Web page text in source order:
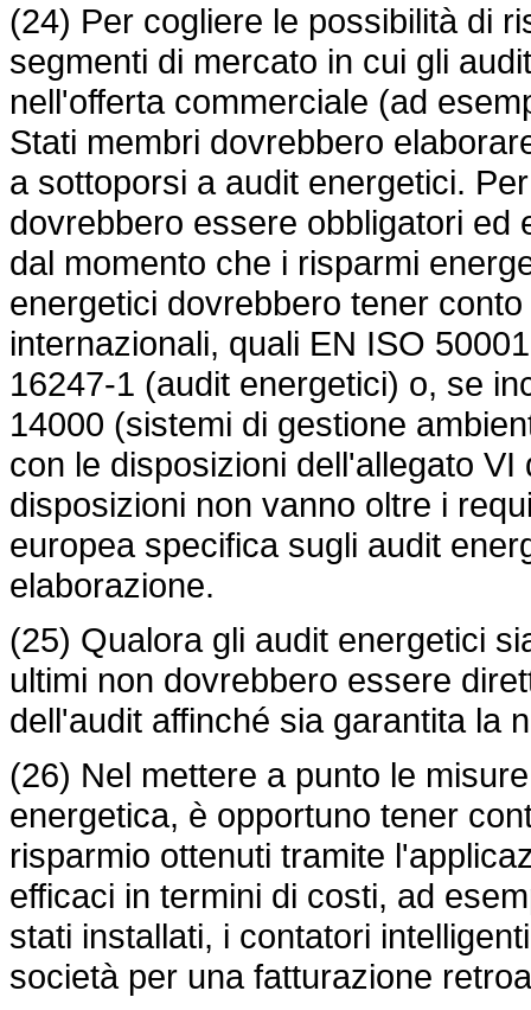
(24) Per cogliere le possibilità di
segmenti di mercato in cui gli
nell'offerta commerciale (ad
Stati membri dovrebbero
a sottoporsi a audit energetici.
dovrebbero essere obbligatori ed
dal momento che i risparmi
energetici dovrebbero tener
internazionali, quali EN ISO
16247-1 (audit energetici) o, se
14000 (sistemi di gestione
con le disposizioni dell'allegato
disposizioni non vanno oltre i
europea specifica sugli audit
elaborazione.
(25) Qualora gli audit energetici
ultimi non dovrebbero essere
dell'audit affinché sia garantita la
(26) Nel mettere a punto le
energetica, è opportuno tener
risparmio ottenuti tramite
efficaci in termini di costi, ad
stati installati, i contatori
società per una fatturazione